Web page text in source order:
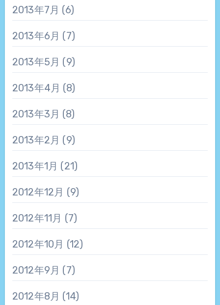
2013年7月 (6)
2013年6月 (7)
2013年5月 (9)
2013年4月 (8)
2013年3月 (8)
2013年2月 (9)
2013年1月 (21)
2012年12月 (9)
2012年11月 (7)
2012年10月 (12)
2012年9月 (7)
2012年8月 (14)